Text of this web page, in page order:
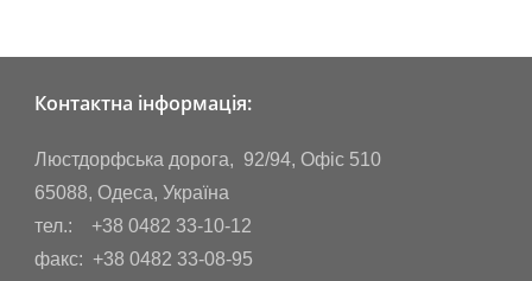
Контактна інформація:
Люстдорфська дорога, 92/94, Офіс 510
65088, Одеса, Україна
тел.: +38 0482 33-10-12
факс: +38 0482 33-08-95